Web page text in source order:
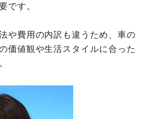
です。
や費用の内訳も違うため、車の
価値観や生活スタイルに合った